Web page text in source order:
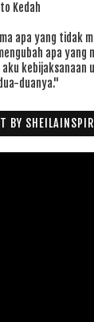
Kedah
apa yang tidak
apa yang
kebijaksanaan
duanya."
BY